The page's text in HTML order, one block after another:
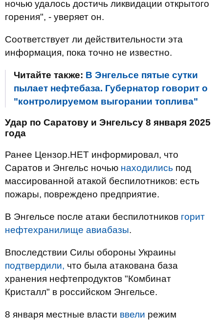
ночью удалось достичь ликвидации открытого
горения", - уверяет он.
Соответствует ли действительности эта
информация, пока точно не известно.
Читайте также: В Энгельсе пятые сутки
пылает нефтебаза. Губернатор говорит о
"контролируемом выгорании топлива"
Удар по Саратову и Энгельсу 8 января 2025
года
Ранее Цензор.НЕТ информировал, что
Саратов и Энгельс ночью находились под
массированной атакой беспилотников: есть
пожары, повреждено предприятие.
В Энгельсе после атаки беспилотников горит
нефтехранилище авиабазы.
Впоследствии Силы обороны Украины
подтвердили, что была атакована база
хранения нефтепродуктов "Комбинат
Кристалл" в российском Энгельсе.
8 января местные власти ввели режим